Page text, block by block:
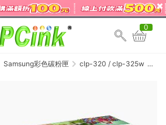
0
Samsung彩色碳粉匣
clp-320 / clp-325w